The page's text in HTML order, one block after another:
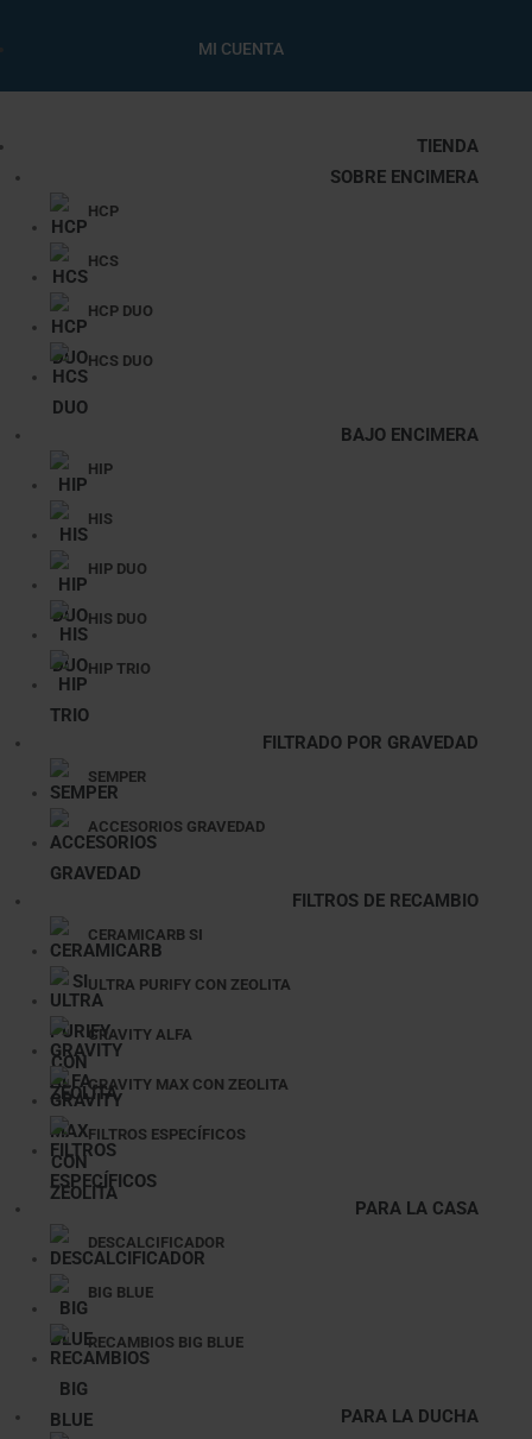
MI CUENTA
TIENDA
SOBRE ENCIMERA
HCP
HCS
HCP DUO
HCS DUO
BAJO ENCIMERA
HIP
HIS
HIP DUO
HIS DUO
HIP TRIO
FILTRADO POR GRAVEDAD
SEMPER
ACCESORIOS GRAVEDAD
FILTROS DE RECAMBIO
CERAMICARB SI
ULTRA PURIFY CON ZEOLITA
GRAVITY ALFA
GRAVITY MAX CON ZEOLITA
FILTROS ESPECÍFICOS
PARA LA CASA
DESCALCIFICADOR
BIG BLUE
RECAMBIOS BIG BLUE
PARA LA DUCHA